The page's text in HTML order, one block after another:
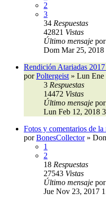
2
3
34 Respuestas
42821 Vistas
Último mensaje por
Dom Mar 25, 2018
Rendición Atariadas
porPoltergeist » Lun Ene
3 Respuestas
14472 Vistas
Último mensaje por
Lun Feb 12, 2018
Fotos y comentarios de la
porBonesCollector»
1
2
18 Respuestas
27543 Vistas
Último mensaje por
Jue Nov 23, 2017